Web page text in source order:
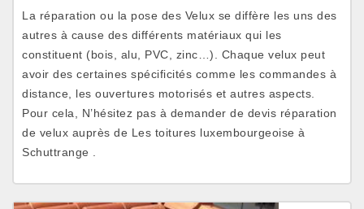
La réparation ou la pose des Velux se diffère les uns des
autres à cause des différents matériaux qui les
constituent (bois, alu, PVC, zinc…). Chaque velux peut
avoir des certaines spécificités comme les commandes à
distance, les ouvertures motorisés et autres aspects.
Pour cela, N’hésitez pas à demander de devis réparation
de velux auprès de Les toitures luxembourgeoise à
Schuttrange .